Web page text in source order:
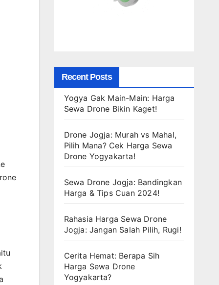
Recent Posts
Yogya Gak Main-Main: Harga
Sewa Drone Bikin Kaget!
Drone Jogja: Murah vs Mahal,
Pilih Mana? Cek Harga Sewa
Drone Yogyakarta!
Sewa Drone Jogja: Bandingkan
Harga & Tips Cuan 2024!
Rahasia Harga Sewa Drone
Jogja: Jangan Salah Pilih, Rugi!
Cerita Hemat: Berapa Sih
Harga Sewa Drone
Yogyakarta?